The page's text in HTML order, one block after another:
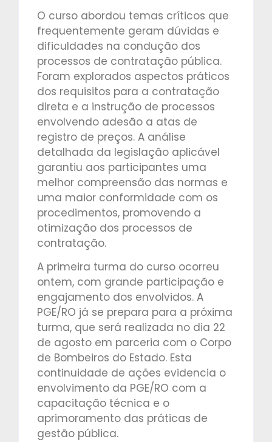
O curso abordou temas críticos que
frequentemente geram dúvidas e
dificuldades na condução dos
processos de contratação pública.
Foram explorados aspectos práticos
dos requisitos para a contratação
direta e a instrução de processos
envolvendo adesão a atas de
registro de preços. A análise
detalhada da legislação aplicável
garantiu aos participantes uma
melhor compreensão das normas e
uma maior conformidade com os
procedimentos, promovendo a
otimização dos processos de
contratação.
A primeira turma do curso ocorreu
ontem, com grande participação e
engajamento dos envolvidos. A
PGE/RO já se prepara para a próxima
turma, que será realizada no dia 22
de agosto em parceria com o Corpo
de Bombeiros do Estado. Esta
continuidade de ações evidencia o
envolvimento da PGE/RO com a
capacitação técnica e o
aprimoramento das práticas de
gestão pública.